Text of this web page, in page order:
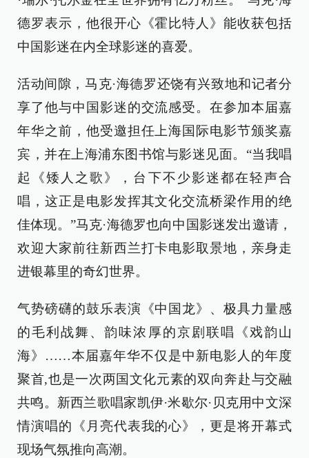
德罗表示，他很开心《霍比特人》能收获包括
中国影迷在内全球影迷的喜爱。
活动间隙，马克·海德罗还饶有兴致地和记者分
享了他与中国影迷的交流感受。在参加本届嘉
年华之前，他受邀担任上海国际电影节颁奖嘉
宾，并在上海浦东图书馆与影迷见面。“当我唱
起《矮人之歌》，台下不少影迷都在轻声合
唱，这正是电影发挥其文化交流桥梁作用的绝
佳体现。”马克·海德罗也向中国影迷发出邀请，
欢迎大家前往新西兰打卡电影取景地，亲身走
进银幕里的奇幻世界。
气势磅礴的鼓乐表演《中国龙》、极具力量感
的毛利战舞、韵味浓厚的京剧联唱《戏韵山
海》……本届嘉年华不仅是中新电影人的年度
聚首,也是一次两国文化元素的双向奔赴与交融
共鸣。新西兰歌唱家凯伊·米歇尔·贝克用中文深
情演唱的《月亮代表我的心》，更是将开幕式
现场气氛推向高潮。